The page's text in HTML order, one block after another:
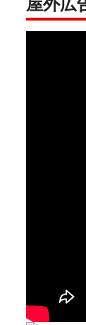
屋外広